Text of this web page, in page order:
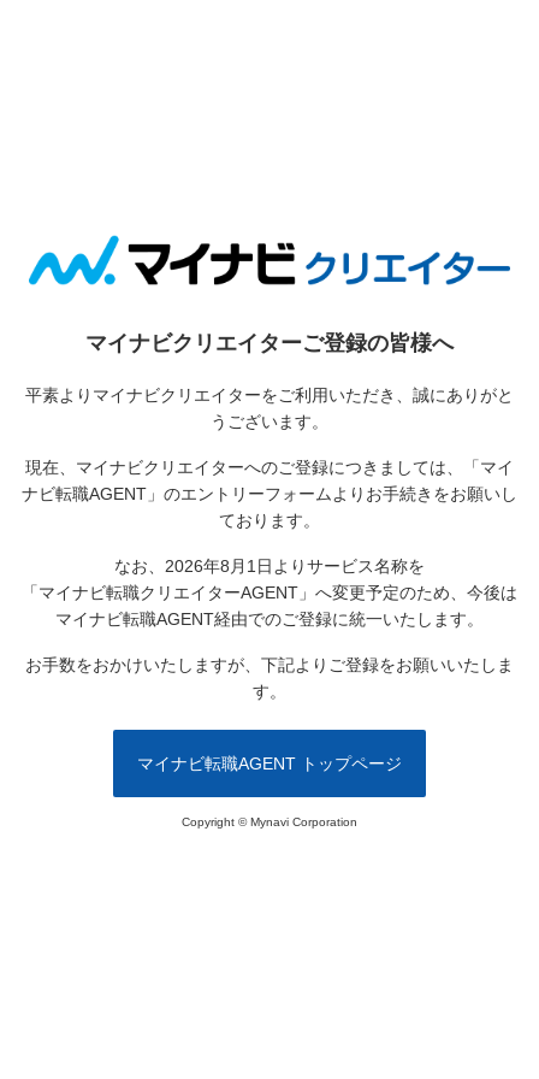
マイナビクリエイターご登録の皆様へ
平素よりマイナビクリエイターをご利用いただき、誠にありがと
うございます。
現在、マイナビクリエイターへのご登録につきましては、
「マイ
ナビ転職AGENT」のエントリーフォームよりお手続きをお願いし
ております。
なお、2026年8月1日よりサービス名称を
「マイナビ転職クリエイターAGENT」へ変更予定のため、 今後は
マイナビ転職AGENT経由でのご登録に統一いたします。
お手数をおかけいたしますが、下記よりご登録をお願いいたしま
す。
マイナビ転職AGENT トップページ
Copyright © Mynavi Corporation